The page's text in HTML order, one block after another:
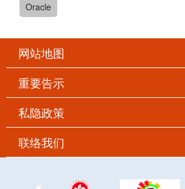
Oracle
网站地图
重要告示
私隐政策
联络我们